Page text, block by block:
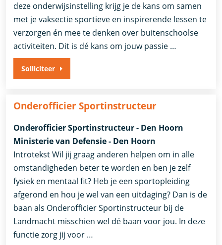
deze onderwijsinstelling krijg je de kans om samen
met je vaksectie sportieve en inspirerende lessen te
verzorgen én mee te denken over buitenschoolse
activiteiten. Dit is dé kans om jouw passie …
Solliciteer
Onderofficier Sportinstructeur
Onderofficier Sportinstructeur - Den Hoorn
Ministerie van Defensie - Den Hoorn
Introtekst Wil jij graag anderen helpen om in alle
omstandigheden beter te worden en ben je zelf
fysiek en mentaal fit? Heb je een sportopleiding
afgerond en hou je wel van een uitdaging? Dan is de
baan als Onderofficier Sportinstructeur bij de
Landmacht misschien wel dé baan voor jou. In deze
functie zorg jij voor …